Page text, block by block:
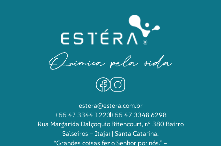
estera@estera.com.br
+55 47 3344 1223+55 47 3348 6298
Rua Margarida Dalçoquio Bitencourt, n° 380 Bairro
Salseiros – Itajaí | Santa Catarina.
“Grandes coisas fez o Senhor por nós.” –